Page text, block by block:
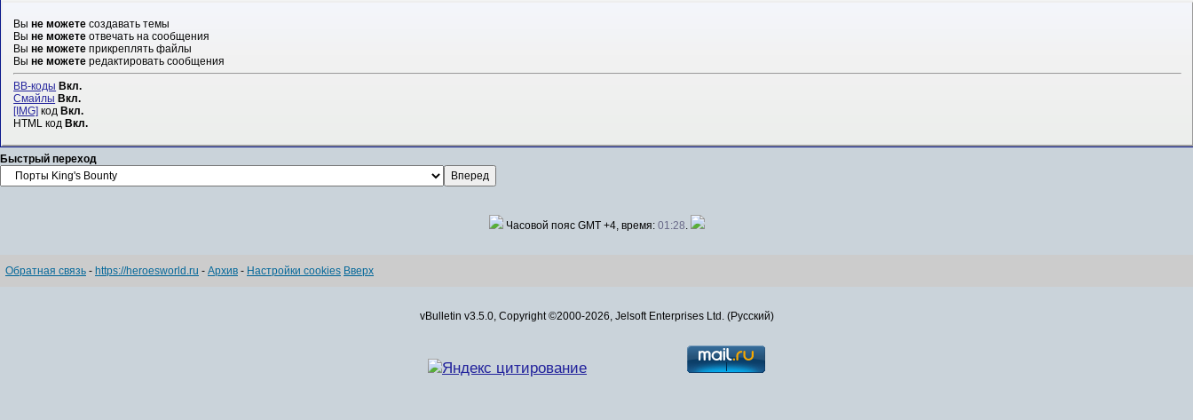
Выне можете создавать темы
Выне можете отвечать на сообщения
Выне можете прикреплять файлы
Выне можете редактировать сообщения
BB-коды Вкл.
Смайлы Вкл.
[IMG] код Вкл.
HTML код Вкл.
Быстрый переход
Часовой пояс GMT +4, время: 01:28
Обратная связь - https://heroesworld.ru - Архив - Настройки cookies Вверх
vBulletin v3.5.0, Copyright ©2000-2026, Jelsoft Enterprises Ltd. (Русский)